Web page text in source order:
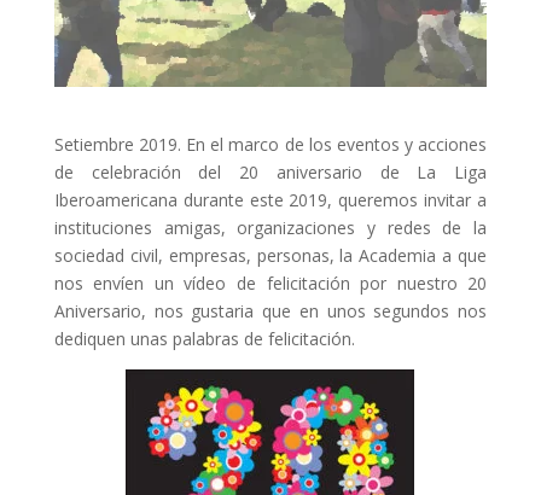
Setiembre 2019. En el marco de los eventos y acciones
de celebración del 20 aniversario de La Liga
Iberoamericana durante este 2019, queremos invitar a
instituciones amigas, organizaciones y redes de la
sociedad civil, empresas, personas, la Academia a que
nos envíen un vídeo de felicitación por nuestro 20
Aniversario, nos gustaria que en unos segundos nos
dediquen unas palabras de felicitación.
ESPLAIS
CONEIX FUNDESPLAI